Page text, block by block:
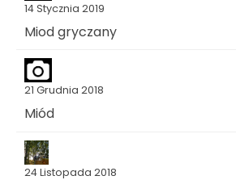
14 Stycznia 2019
Miod gryczany
21 Grudnia 2018
Miód
24 Listopada 2018